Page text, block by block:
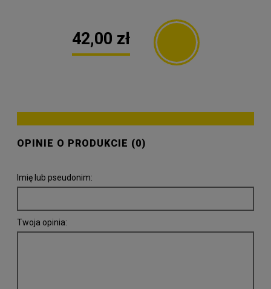
42,00 zł
OPINIE O PRODUKCIE (0)
Imię lub pseudonim:
Twoja opinia: